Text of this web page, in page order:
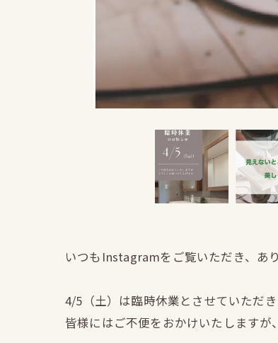
いつもInstagramをご覧いただき、あ
4/5（土）は臨時休業とさせていただき
皆様にはご不便をおかけいたしますが